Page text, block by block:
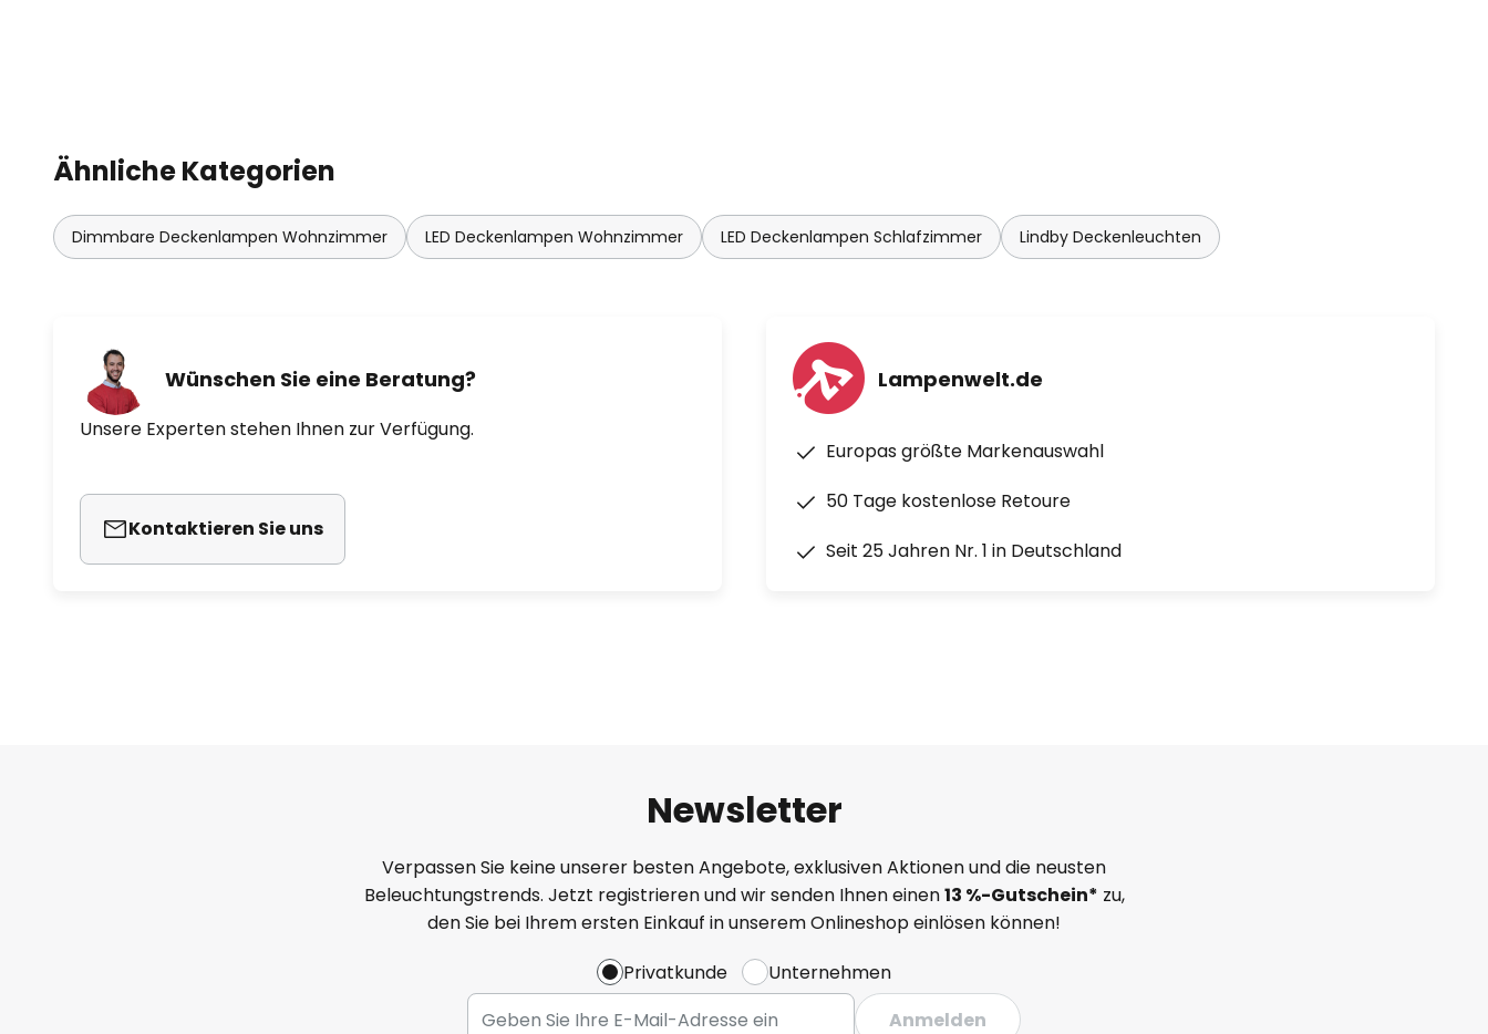
Ähnliche Kategorien
Dimmbare Deckenlampen Wohnzimmer LED Deckenlampen Wohnzimmer LED Deckenlampen Schlafzimmer Lindby Deckenleuchten
Wünschen Sie eine Beratung?
Unsere Experten stehen Ihnen zur Verfügung.
Kontaktieren Sie uns
Lampenwelt.de
Europas größte Markenauswahl
50 Tage kostenlose Retoure
Seit 25 Jahren Nr. 1 in Deutschland
Newsletter
Verpassen Sie keine unserer besten Angebote, exklusiven Aktionen und die neusten
Beleuchtungstrends. Jetzt registrieren und wir senden Ihnen einen13 %-Gutschein* zu,
den Sie bei Ihrem ersten Einkauf in unserem Onlineshop einlösen können!
Privatkunde
Unternehmen
Anmelden